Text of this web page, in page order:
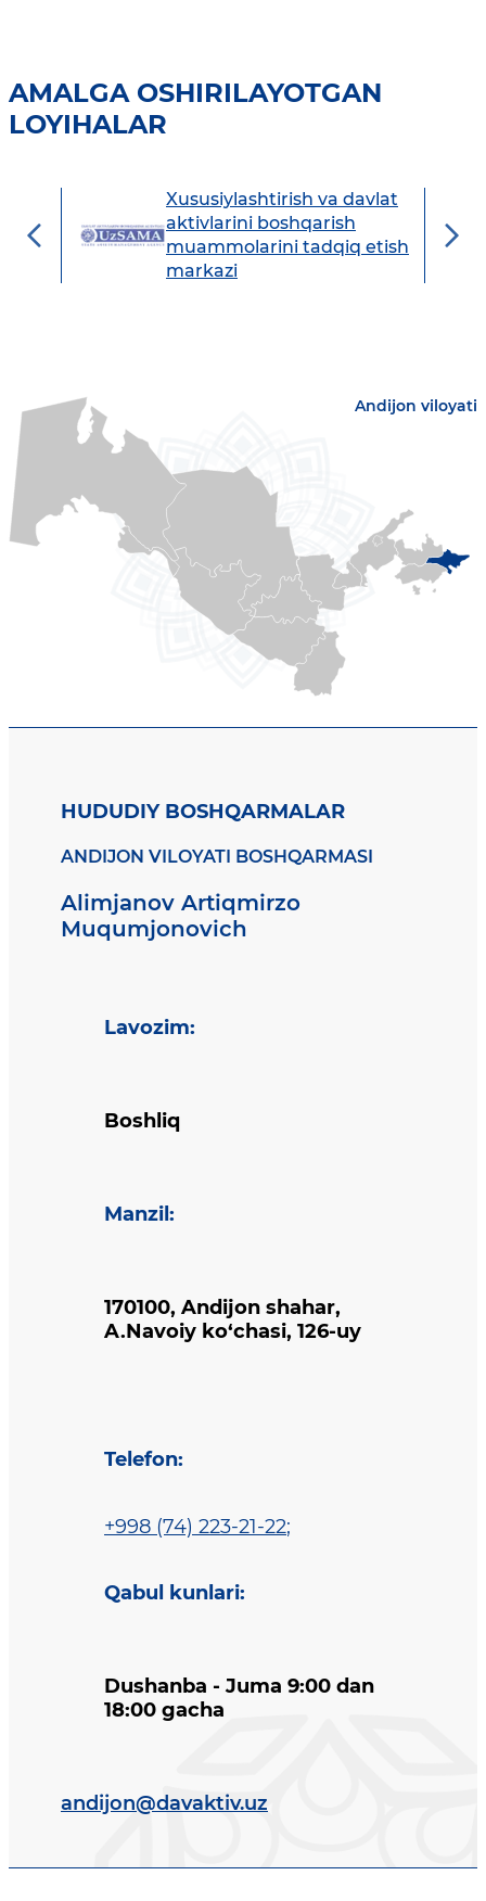
AMALGA OSHIRILAYOTGAN
LOYIHALAR
Xususiylashtirish va davlat
aktivlarini boshqarish
muammolarini tadqiq etish
markazi
Andijon viloyati
HUDUDIY BOSHQARMALAR
ANDIJON VILOYATI BOSHQARMASI
Alimjanov Artiqmirzo
Muqumjonovich
Lavozim:
Boshliq
Manzil :
170100, Andijon shahar,
A.Navoiy ko‘chasi, 126-uy
Telefon:
+998 (74) 223-21-22;
Qabul kunlari:
Dushanba - Juma 9:00 dan
18:00 gacha
andijon@davaktiv.uz